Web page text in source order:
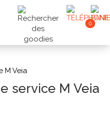
0
M Veia
service M Veia